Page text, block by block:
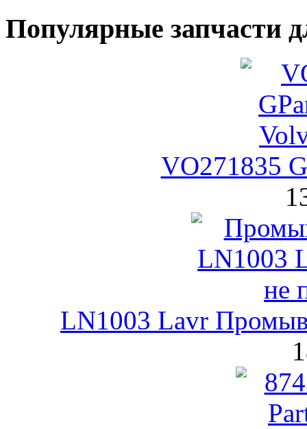
Популярные запчасти
VO271835
LN1003 Lavr